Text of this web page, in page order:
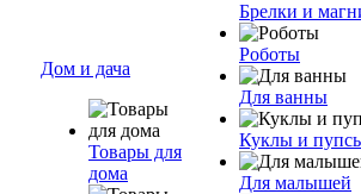
Дом и дача
Товары для
дома
Брелки и
Роботы
Для ванны
Куклы и
Для малышей